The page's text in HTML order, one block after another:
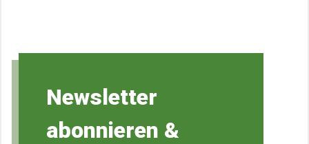
Newsletter
abonnieren &